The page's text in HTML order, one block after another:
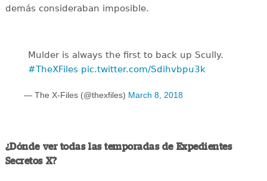
demás consideraban imposible.
Mulder is always the first to back up Scully.
#TheXFiles pic.twitter.com/Sdihvbpu3k
— The X-Files (@thexfiles) March 8, 2018
¿Dónde ver todas las temporadas de Expedientes
Secretos X?